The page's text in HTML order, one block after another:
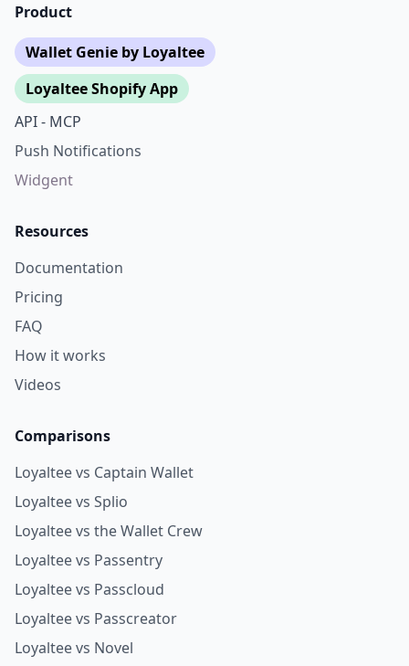
Product
Wallet Genie by Loyaltee
Loyaltee Shopify App
API - MCP
Push Notifications
Widgent
Resources
Documentation
Pricing
FAQ
How it works
Videos
Comparisons
Loyaltee vs Captain Wallet
Loyaltee vs Splio
Loyaltee vs the Wallet Crew
Loyaltee vs Passentry
Loyaltee vs Passcloud
Loyaltee vs Passcreator
Loyaltee vs Novel